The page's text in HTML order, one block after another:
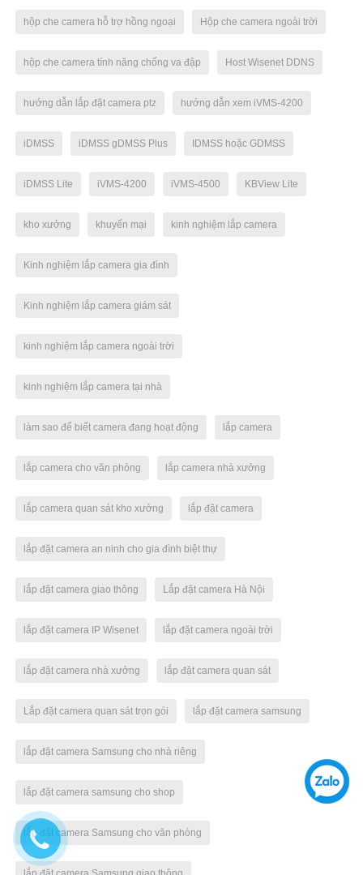
hộp che camera hỗ trợ hồng ngoại Hộp che camera ngoài trời
hộp che camera tính năng chống va đập Host Wisenet DDNS
hướng dẫn lắp đặt camera ptz hướng dẫn xem iVMS-4200
iDMSS iDMSS gDMSS Plus IDMSS hoặc GDMSS
iDMSS Lite iVMS-4200 iVMS-4500 KBView Lite
kho xưởng khuyến mại kinh nghiệm lắp camera
Kinh nghiệm lắp camera gia đình
Kinh nghiệm lắp camera giám sát
kinh nghiệm lắp camera ngoài trời
kinh nghiệm lắp camera tại nhà
làm sao để biết camera đang hoạt động lắp camera
lắp camera cho văn phòng lắp camera nhà xưởng
lắp camera quan sát kho xưởng lắp đặt camera
lắp đặt camera an ninh cho gia đình biệt thự
lắp đặt camera giao thông Lắp đặt camera Hà Nội
lắp đặt camera IP Wisenet lắp đặt camera ngoài trời
lắp đặt camera nhà xưởng lắp đặt camera quan sát
Lắp đặt camera quan sát trọn gói lắp đặt camera samsung
lắp đặt camera Samsung cho nhà riêng
lắp đặt camera samsung cho shop
lắp đặt camera Samsung cho văn phòng